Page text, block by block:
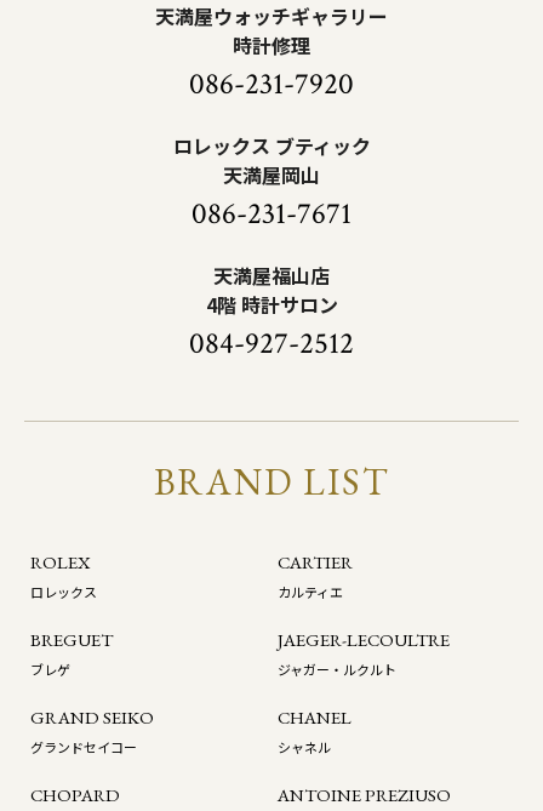
天満屋ウォッチギャラリー
時計修理
086-231-7920
ロレックス ブティック
天満屋岡山
086-231-7671
天満屋福山店
4階 時計サロン
084-927-2512
BRAND LIST
ROLEX
ロレックス
CARTIER
カルティエ
BREGUET
ブレゲ
JAEGER-LECOULTRE
ジャガー・ルクルト
GRAND SEIKO
グランドセイコー
CHANEL
シャネル
CHOPARD
ANTOINE PREZIUSO